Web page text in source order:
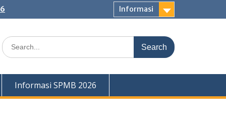
Informasi
Search
for:
Informasi SPMB 2026